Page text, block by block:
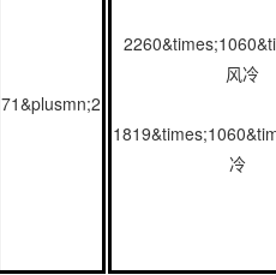
71&plusmn;2
风冷
冷